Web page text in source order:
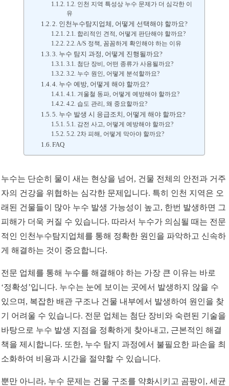
1.2. 인천 지역 특성상 누수 문제가 더 심각한 이
유
2. 인천누수탐지업체, 어떻게 선택해야 할까요?
2.1. 합리적인 견적, 어떻게 판단해야 할까요?
2.2. A/S 정책, 꼼꼼하게 확인해야 하는 이유
3. 누수 탐지 과정, 어떻게 진행될까요?
3.1. 첨단 장비, 어떤 종류가 사용될까요?
3.2. 누수 원인, 어떻게 분석할까요?
4. 누수 예방, 어떻게 해야 할까요?
4.1. 겨울철 동파, 어떻게 예방해야 할까요?
4.2. 습도 관리, 왜 중요할까요?
5. 누수 발생 시 응급조치, 어떻게 해야 할까요?
5.1. 감전 사고, 어떻게 예방해야 할까요?
5.2. 2차 피해, 어떻게 막아야 할까요?
FAQ
누수는 단순히 물이 새는 현상을 넘어, 건물 전체의 안전과 거주
자의 건강을 위협하는 심각한 문제입니다. 특히 인천 지역은 오
래된 건물들이 많아 누수 발생 가능성이 높고, 한번 발생하면 그
피해가 더욱 커질 수 있습니다. 따라서 누수가 의심될 때는 전문
적인 인천누수탐지업체를 통해 정확한 원인을 파악하고 신속하
게 해결하는 것이 중요합니다.
전문 업체를 통해 누수를 해결해야 하는 가장 큰 이유는 바로
‘정확성’입니다. 누수는 눈에 보이는 곳에서 발생하지 않을 수
있으며, 복잡한 배관 구조나 건물 내부에서 발생하여 원인을 찾
기 어려울 수 있습니다. 전문 업체는 첨단 장비와 숙련된 기술을
바탕으로 누수 발생 지점을 정확하게 찾아내고, 근본적인 해결
책을 제시합니다. 또한, 누수 탐지 과정에서 불필요한 파손을 최
소화하여 비용과 시간을 절약할 수 있습니다.
뿐만 아니라, 누수 문제는 건물 구조를 약화시키고 곰팡이, 세균